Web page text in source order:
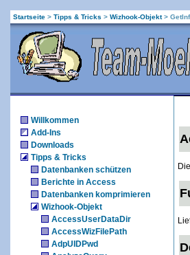
Startseite > Tipps & Tricks > Wizhook-Objekt>
Willkommen
Add-Ins
Downloads
Tipps & Tricks
Datenbanken schützen
Berichte in Access
Datenbanken komprimieren
Wizhook-Objekt
AccessUserDataDir
AccessWizFilePath
AdpUIDPwd